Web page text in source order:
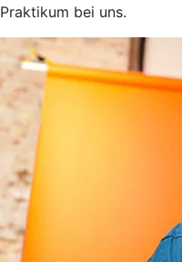
Praktikum bei uns.